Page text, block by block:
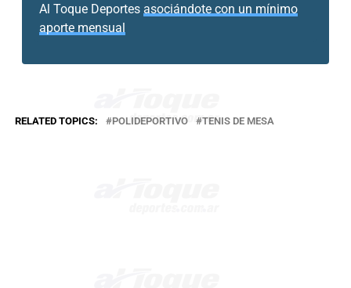
Al Toque Deportes asociándote con un mínimo
aporte mensual
RELATED TOPICS: POLIDEPORTIVO TENIS DE MESA